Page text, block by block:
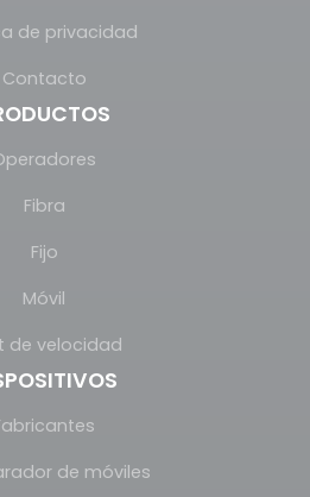
de privacidad
Contacto
Fibra
Fijo
Móvil
de velocidad
de móviles